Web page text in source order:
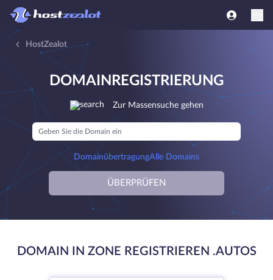
HostZealot
DOMAINREGISTRIERUNG
Zur Massensuche gehen
DomainübertragungAlle Domains
ÜBERPRÜFEN
DOMAIN IN ZONE REGISTRIEREN .AUTOS